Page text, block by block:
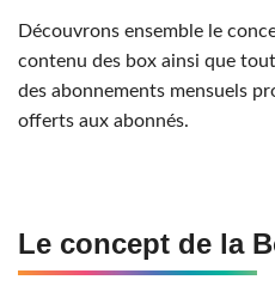
Découvrons ensemble le
contenu des box ainsi que
des abonnements mensuels
offerts aux abonnés.
Le concept de la